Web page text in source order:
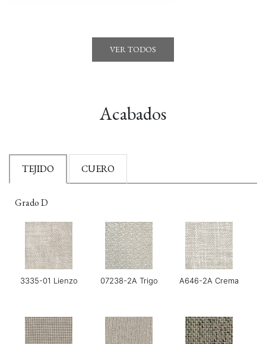
VER TODOS
Acabados
TEJIDO CUERO
Grado D
3335-01 Lienzo 07238-2A Trigo A646-2A Crema